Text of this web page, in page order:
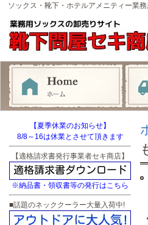
ソックス・靴下・ホテルアメニティー業
【夏季休業のお知らせ】
8/8～16は休業とさせて頂きます
【適格請求書発行事業者セキ商店】
※納品書・領収書等の発行はこちら
■話題のネッククーラー大量入荷中!